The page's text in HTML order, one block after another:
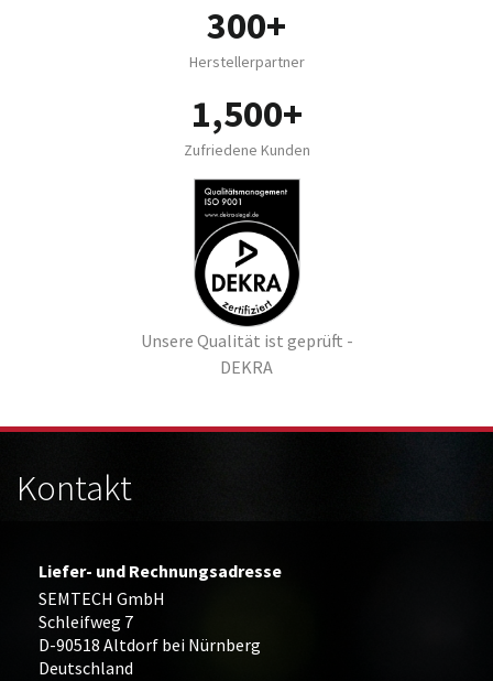
300+
Herstellerpartner
1,500+
Zufriedene Kunden
Unsere Qualität ist geprüft -
DEKRA
Kontakt
Liefer- und Rechnungsadresse
SEMTECH GmbH
Schleifweg 7
D-90518 Altdorf bei Nürnberg
Deutschland